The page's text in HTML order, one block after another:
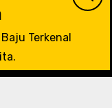
Terkenal